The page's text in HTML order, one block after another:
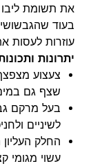
את תשומת
בעוד
עוזרות לעסות
יתרונות
צעצוע
שצף גם
בעל מרקם
לשיניים
החלק
עשוי מגומי